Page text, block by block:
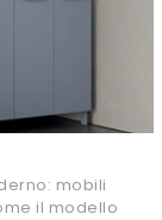
mobili
il modello